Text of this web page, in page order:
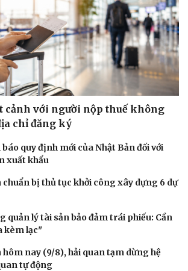
ngon
Đời sống
Nhà đẹp
Blog
cảnh với người nộp thuế không
chỉ đăng ký
quy định mới của Nhật Bản đối với
xuất khẩu
chuẩn bị thủ tục khởi công xây dựng 6 dự
quản lý tài sản bảo đảm trái phiếu: Cần
kèm lạc"
hôm nay (9/8), hải quan tạm dừng hệ
tự động